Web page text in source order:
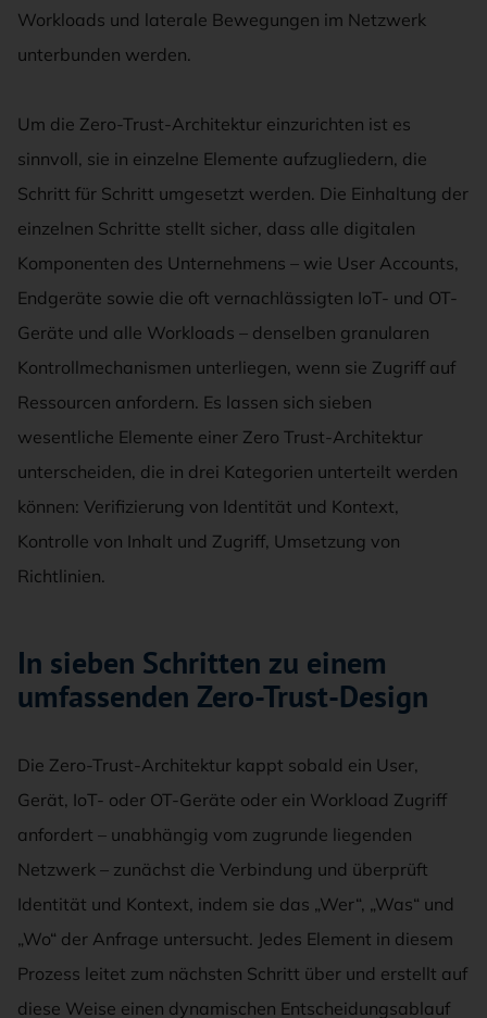
Workloads und laterale Bewegungen im Netzwerk
unterbunden werden.
Um die Zero-Trust-Architektur einzurichten ist es
sinnvoll, sie in einzelne Elemente aufzugliedern, die
Schritt für Schritt umgesetzt werden. Die Einhaltung der
einzelnen Schritte stellt sicher, dass alle digitalen
Komponenten des Unternehmens – wie User Accounts,
Endgeräte sowie die oft vernachlässigten IoT- und OT-
Geräte und alle Workloads – denselben granularen
Kontrollmechanismen unterliegen, wenn sie Zugriff auf
Ressourcen anfordern. Es lassen sich sieben
wesentliche Elemente einer Zero Trust-Architektur
unterscheiden, die in drei Kategorien unterteilt werden
können: Verifizierung von Identität und Kontext,
Kontrolle von Inhalt und Zugriff, Umsetzung von
Richtlinien.
In sieben Schritten zu einem
umfassenden Zero-Trust-Design
Die Zero-Trust-Architektur kappt sobald ein User,
Gerät, IoT- oder OT-Geräte oder ein Workload Zugriff
anfordert – unabhängig vom zugrunde liegenden
Netzwerk – zunächst die Verbindung und überprüft
Identität und Kontext, indem sie das „Wer“, „Was“ und
„Wo“ der Anfrage untersucht. Jedes Element in diesem
Prozess leitet zum nächsten Schritt über und erstellt auf
diese Weise einen dynamischen Entscheidungsablauf